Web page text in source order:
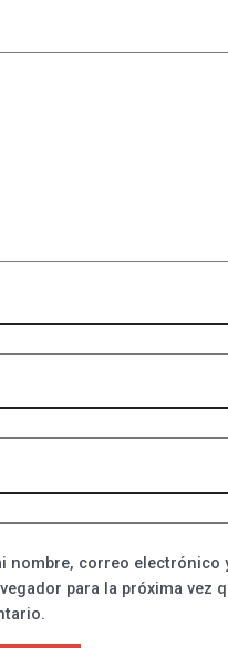
nombre, correo electrónico
para la próxima vez